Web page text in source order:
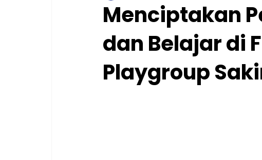
Raudhatul Athfal Sakinah SMAIA 33 Jatimakmur
Menciptakan
dan Belajar di
Playgroup